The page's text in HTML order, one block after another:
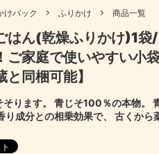
伊勢に
高齢者
母の日
出産内
けパック ふりかけ 商品一覧
はん(乾燥ふりかけ)1
ご家庭で使いやすい小
同梱可能】
ります。 青じそ100％の本物。
成分との相乗効果で、 古くから